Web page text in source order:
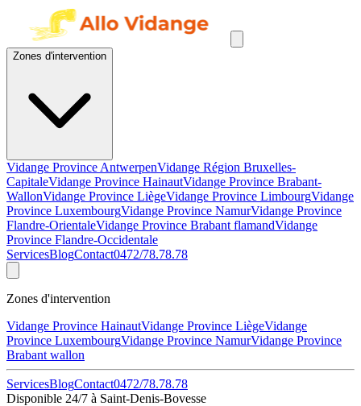
Zones d'intervention
Vidange Province AntwerpenVidange Région Bruxelles-
CapitaleVidange Province HainautVidange Province Brabant-
WallonVidange Province LiègeVidange Province LimbourgVidange
Province LuxembourgVidange Province NamurVidange Province
Flandre-OrientaleVidange Province Brabant flamandVidange
Province Flandre-Occidentale
ServicesBlogContact0472/78.78.78
Zones d'intervention
Vidange Province HainautVidange Province LiègeVidange
Province LuxembourgVidange Province NamurVidange Province
Brabant wallon
ServicesBlogContact0472/78.78.78
Disponible 24/7 à Saint-Denis-Bovesse